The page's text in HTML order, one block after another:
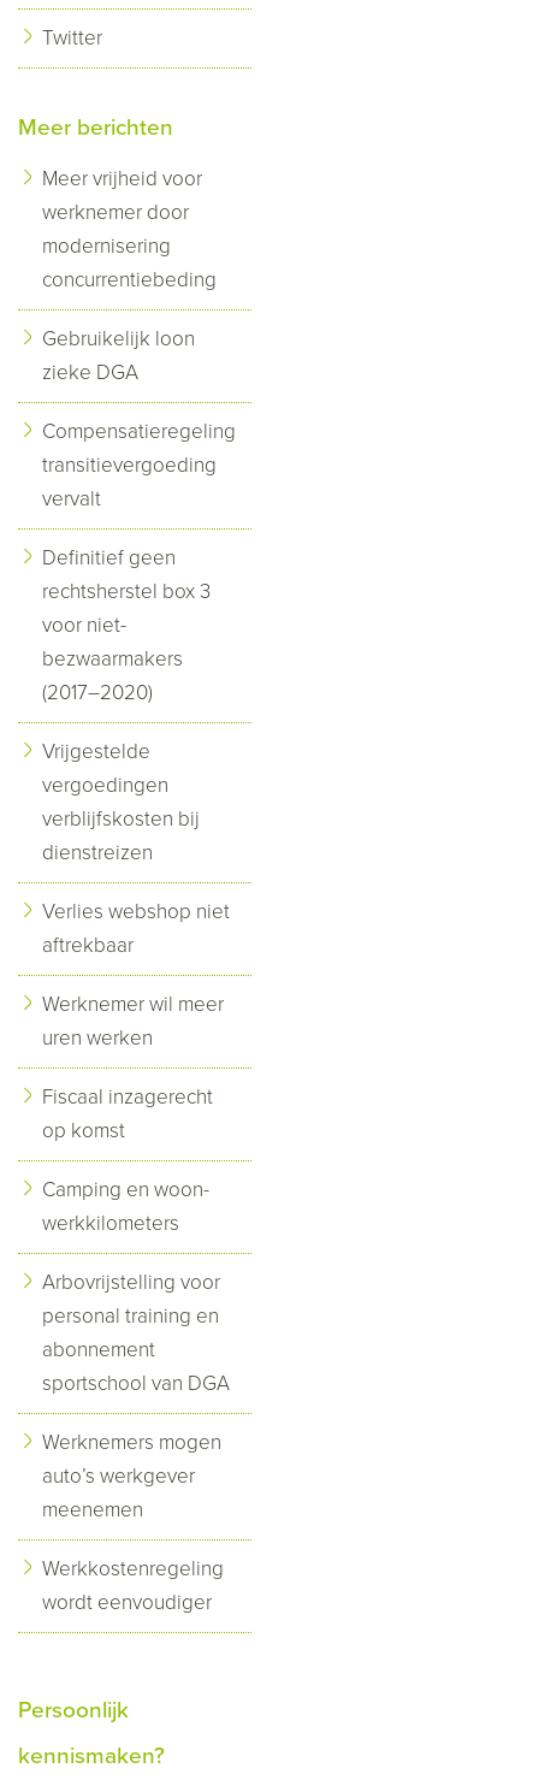
Twitter
Meer berichten
Meer vrijheid voor
werknemer door
modernisering
concurrentiebeding
Gebruikelijk loon
zieke DGA
Compensatieregeling
transitievergoeding
vervalt
Definitief geen
rechtsherstel box 3
voor niet-
bezwaarmakers
(2017–2020)
Vrijgestelde
vergoedingen
verblijfskosten bij
dienstreizen
Verlies webshop niet
aftrekbaar
Werknemer wil meer
uren werken
Fiscaal inzagerecht
op komst
Camping en woon-
werkkilometers
Arbovrijstelling voor
personal training en
abonnement
sportschool van DGA
Werknemers mogen
auto’s werkgever
meenemen
Werkkostenregeling
wordt eenvoudiger
Persoonlijk
kennismaken?